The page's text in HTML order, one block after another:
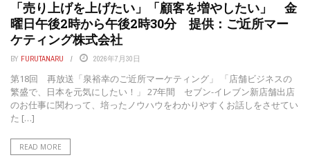
「売り上げを上げたい」「顧客を増やしたい」 金
曜日午後2時から午後2時30分 提供：ご近所マー
ケティング株式会社
BY FURUTANARU 2026年7月30日
第18回 再放送「泉裕幸のご近所マーケティング」 「店舗ビジネスの
繁盛で、日本を元気にしたい！」 27年間 セブン-イレブン新店舗出店
のお仕事に関わって、培ったノウハウをわかりやすくお話しをさせてい
た […]
READ MORE